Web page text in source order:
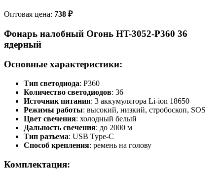
Оптовая цена: 738 ₽
Фонарь налобный Огонь HT-3052-P360 36
ядерный
Основные характеристики:
Тип светодиода: P360
Количество светодиодов: 36
Источник питания: 3 аккумулятора Li-ion 18650
Режимы работы: высокий, низкий, стробоскоп, SOS
Цвет свечения: холодный белый
Дальность свечения: до 2000 м
Тип разъема: USB Type-C
Способ крепления: ремень на голову
Комплектация: